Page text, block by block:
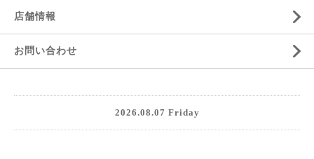
店舗情報
お問い合わせ
2026.08.07 Friday